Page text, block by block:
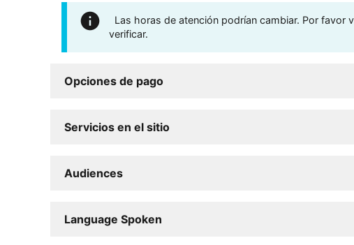
Las horas de atención podrían cambiar. Por favor
verificar.
Opciones de pago
Servicios en el sitio
Audiences
Language Spoken